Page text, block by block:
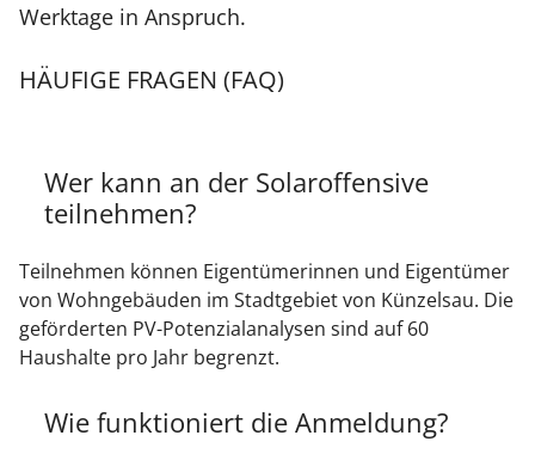
Werktage in Anspruch.
HÄUFIGE FRAGEN (FAQ)
Wer kann an der Solaroffensive
teilnehmen?
Teilnehmen können Eigentümerinnen und Eigentümer
von Wohngebäuden im Stadtgebiet von Künzelsau. Die
geförderten PV-Potenzialanalysen sind auf 60
Haushalte pro Jahr begrenzt.
Wie funktioniert die Anmeldung?